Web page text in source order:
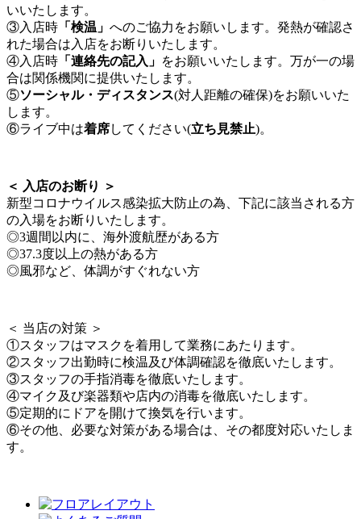
いいたします。
③入店時 「検温」 へのご協力をお願いします。発熱が確認さ
れた場合は入店をお断りいたします。
④入店時 「連絡先の記入」 をお願いいたします。万が一の場
合は関係機関に提供いたします。
⑤ソーシャル・ディスタンス(対人距離の確保)をお願いいた
します。
⑥ライブ中は着席してください(立ち見禁止)。
＜ 入店のお断り ＞
新型コロナウイルス感染拡大防止の為、下記に該当される方
の入場をお断りいたします。
◎3週間以内に、海外渡航歴がある方
◎37.3度以上の熱がある方
◎風邪など、体調がすぐれない方
＜ 当店の対策 ＞
①スタッフはマスクを着用して業務にあたります。
②スタッフ出勤時に検温及び体調確認を徹底いたします。
③スタッフの手指消毒を徹底いたします。
④マイク及び楽器類や店内の消毒を徹底いたします。
⑤定期的にドアを開けて換気を行います。
⑥その他、必要な対策がある場合は、その都度対応いたしま
す。